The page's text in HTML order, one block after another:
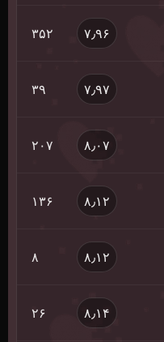
۷٫۹۶ ۳۵۲
۷٫۹۷ ۳۹
۸٫۰۷ ۲۰۷
۸٫۱۲ ۱۳۶
۸٫۱۲ ۸
۸٫۱۴ ۲۶